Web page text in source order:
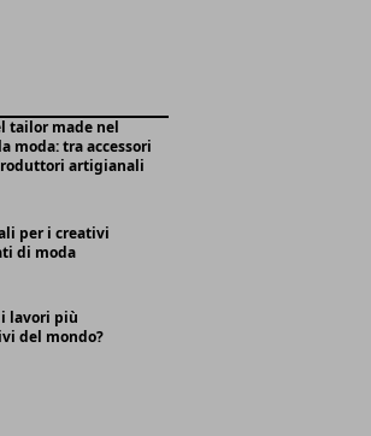
tailor made nel
moda: tra accessori
artigianali
per i creativi
di moda
i lavori più
del mondo?